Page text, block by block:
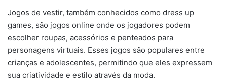
Jogos de vestir, também conhecidos como dress up
games, são jogos online onde os jogadores podem
escolher roupas, acessórios e penteados para
personagens virtuais. Esses jogos são populares entre
crianças e adolescentes, permitindo que eles expressem
sua criatividade e estilo através da moda.